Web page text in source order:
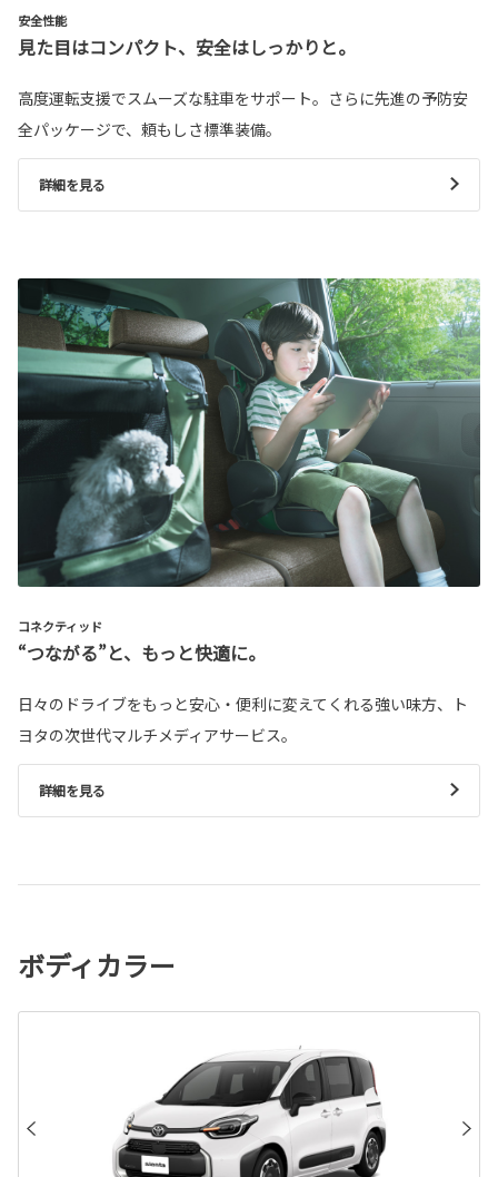
安全性能
見た目はコンパクト、安全はしっかりと。
高度運転支援でスムーズな駐車をサポート。さらに先進の予防安
全パッケージで、頼もしさ標準装備。
詳細を見る
コネクティッド
“つながる”と、もっと快適に。
日々のドライブをもっと安心・便利に変えてくれる強い味方、ト
ヨタの次世代マルチメディアサービス。
詳細を見る
ボディカラー